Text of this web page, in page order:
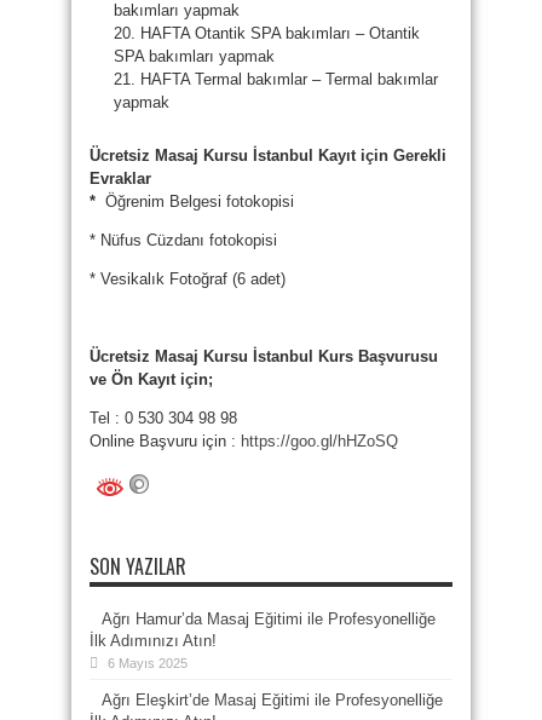
bakımları yapmak
20. HAFTA Otantik SPA bakımları – Otantik
SPA bakımları yapmak
21. HAFTA Termal bakımlar – Termal bakımlar
yapmak
Ücretsiz Masaj Kursu İstanbul Kayıt için Gerekli
Evraklar
* Öğrenim Belgesi fotokopisi
* Nüfus Cüzdanı fotokopisi
* Vesikalık Fotoğraf (6 adet)
Ücretsiz Masaj Kursu İstanbul Kurs Başvurusu
ve Ön Kayıt için;
Tel : 0 530 304 98 98
Online Başvuru için : https://goo.gl/hHZoSQ
SON YAZILAR
Ağrı Hamur’da Masaj Eğitimi ile Profesyonelliğe
İlk Adımınızı Atın!
6 Mayıs 2025
Ağrı Eleşkirt’de Masaj Eğitimi ile Profesyonelliğe